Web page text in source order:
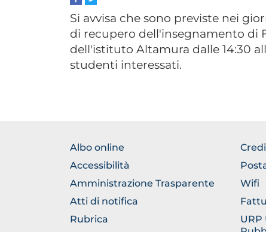
Si avvisa che sono previste nei
di recupero dell'insegnamento di
dell'istituto Altamura dalle 14:30
studenti interessati.
FOOTER
NORMATIVA
Albo online
Accessibilità
Amministrazione Trasparente
Atti di notifica
Rubrica
Wifi
URP